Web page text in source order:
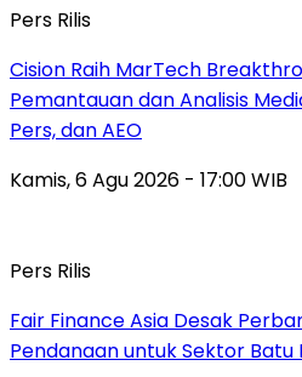
Pers Rilis
Cision Raih MarTech
Pemantauan dan Analisis
Pers, dan AEO
Kamis, 6 Agu 2026 - 17:00 WIB
Pers Rilis
Fair Finance Asia Desak
Pendanaan untuk Sektor Batu